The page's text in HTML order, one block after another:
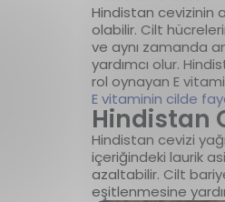
Hindistan cevizinin
olabilir. Cilt
ve aynı zamanda
yardımcı olur.
rol oynayan E
E vitaminin cilde
Hindistan
Hindistan cevizi
içeriğindeki laurik
azaltabilir. Cilt
eşitlenmesine